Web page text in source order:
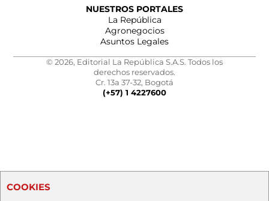
NUESTROS PORTALES
La República
Agronegocios
Asuntos Legales
© 2026, Editorial La República S.A.S. Todos los
derechos reservados.
Cr. 13a 37-32, Bogotá
(+57) 1 4227600
COOKIES